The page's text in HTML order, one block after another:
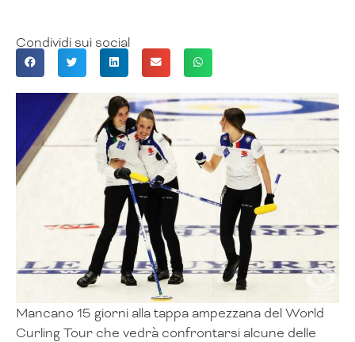
Condividi sui social
Mancano 15 giorni alla tappa ampezzana del World
Curling Tour che vedrà confrontarsi alcune delle